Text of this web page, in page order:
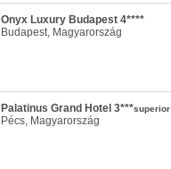
Onyx Luxury Budapest 4****
Budapest, Magyarország
Palatinus Grand Hotel 3***superior
Pécs, Magyarország